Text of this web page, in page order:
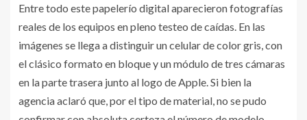
Entre todo este papelerío digital aparecieron fotografías
reales de los equipos en pleno testeo de caídas. En las
imágenes se llega a distinguir un celular de color gris, con
el clásico formato en bloque y un módulo de tres cámaras
en la parte trasera junto al logo de Apple. Si bien la
agencia aclaró que, por el tipo de material, no se pudo